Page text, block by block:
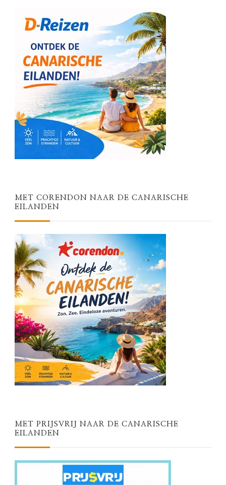
MET CORENDON NAAR DE CANARISCHE
EILANDEN
MET PRIJSVRIJ NAAR DE CANARISCHE
EILANDEN